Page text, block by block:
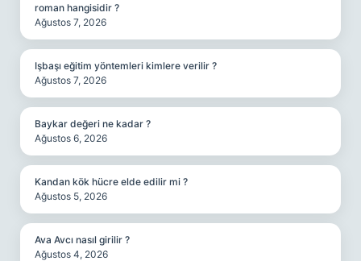
roman hangisidir ?
Ağustos 7, 2026
Işbaşı eğitim yöntemleri kimlere verilir ?
Ağustos 7, 2026
Baykar değeri ne kadar ?
Ağustos 6, 2026
Kandan kök hücre elde edilir mi ?
Ağustos 5, 2026
Ava Avcı nasıl girilir ?
Ağustos 4, 2026